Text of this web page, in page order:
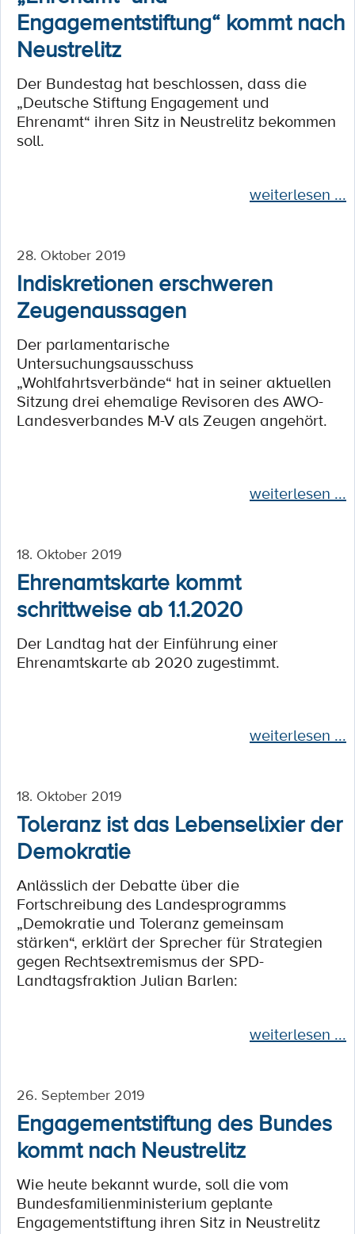
Engagementstiftung“ kommt nach
Neustrelitz
Der Bundestag hat beschlossen, dass die
„Deutsche Stiftung Engagement und
Ehrenamt“ ihren Sitz in Neustrelitz bekommen
soll.
weiterlesen ...
28. Oktober 2019
Indiskretionen erschweren
Zeugenaussagen
Der parlamentarische
Untersuchungsausschuss
„Wohlfahrtsverbände“ hat in seiner aktuellen
Sitzung drei ehemalige Revisoren des AWO-
Landesverbandes M-V als Zeugen angehört.
weiterlesen ...
18. Oktober 2019
Ehrenamtskarte kommt
schrittweise ab 1.1.2020
Der Landtag hat der Einführung einer
Ehrenamtskarte ab 2020 zugestimmt.
weiterlesen ...
18. Oktober 2019
Toleranz ist das Lebenselixier der
Demokratie
Anlässlich der Debatte über die
Fortschreibung des Landesprogramms
„Demokratie und Toleranz gemeinsam
stärken“, erklärt der Sprecher für Strategien
gegen Rechtsextremismus der SPD-
Landtagsfraktion Julian Barlen:
weiterlesen ...
26. September 2019
Engagementstiftung des Bundes
kommt nach Neustrelitz
Wie heute bekannt wurde, soll die vom
Bundesfamilienministerium geplante
Engagementstiftung ihren Sitz in Neustrelitz